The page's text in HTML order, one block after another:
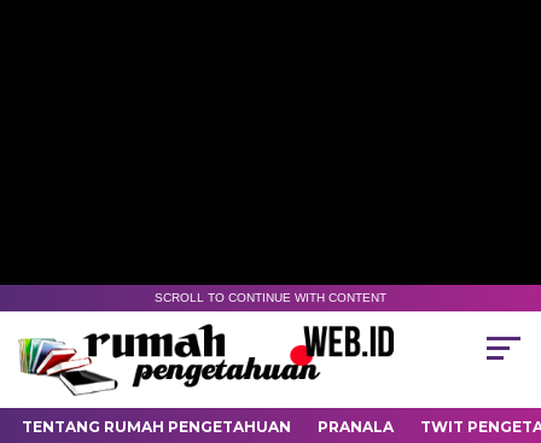
SCROLL TO CONTINUE WITH CONTENT
TENTANG RUMAH PENGETAHUAN PRANALA TWIT